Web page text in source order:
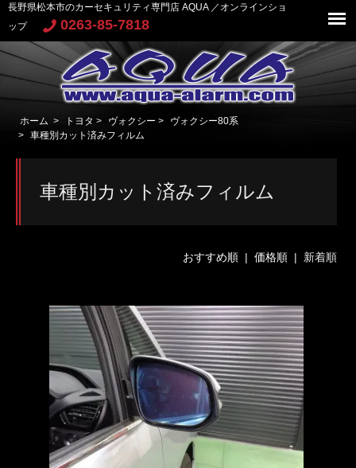
長野県松本市のカーセキュリティ専門店 AQUA ／オンラインショ
ップ
0263-85-7818
ホーム > トヨタ > ヴォクシー >
ヴォクシー80系
> 車種別カット済みフィルム
車種別カット済みフィルム
おすすめ順| 価格順| 新着順